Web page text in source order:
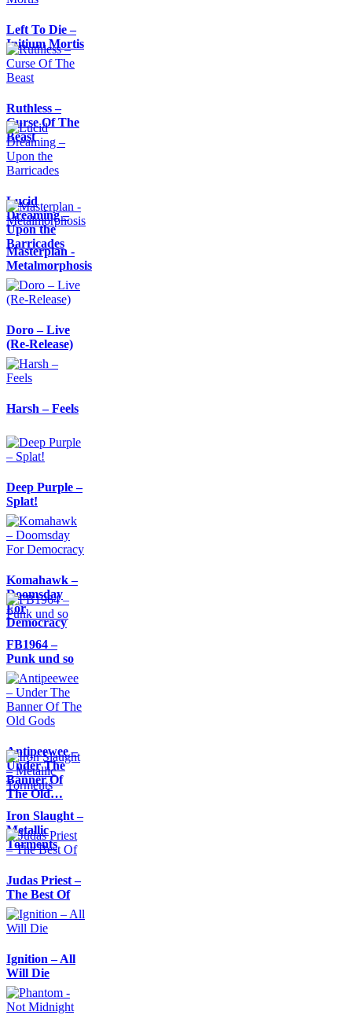
Left To Die –
Initium Mortis
Ruthless –
Curse Of The
Beast
Lucid
Dreaming –
Upon the
Barricades
Masterplan -
Metalmorphosis
Doro – Live
(Re-Release)
Harsh – Feels
Deep Purple –
Splat!
Komahawk –
Doomsday
For
Democracy
FB1964 –
Punk und so
Antipeewee –
Under The
Banner Of
The Old…
Iron Slaught –
Metallic
Torments
Judas Priest –
The Best Of
Ignition – All
Will Die